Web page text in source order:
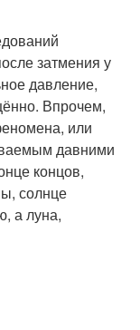
затмения у
давление,
Впрочем,
или
давними
концов,
солнце
а луна,